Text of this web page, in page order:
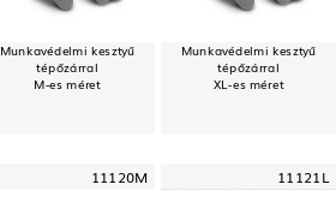
Munkavédelmi kesztyű
tépőzárral
M-es méret
Munkavédelmi kesztyű
tépőzárral
XL-es méret
11120M 11121L